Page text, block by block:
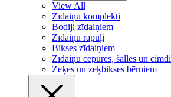
View All
Zīdaiņu komplekti
Bodiji zīdaiņiem
Zīdaiņu rāpuļi
Bikses zīdaiņiem
Zīdaiņu cepures, šalles un cimdi
Zeķes un zeķbikses bērniem